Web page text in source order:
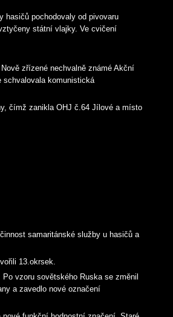
hasičů pochodovaly od pivovaru
státní vlajky. Ve cvičení
zřízené nechvalně známé Akční
schvalovala komunistická
čímž zanikla OHJ č.64 Jílové a místo
samaritánské služby u hasičů a
13.okrsek.
vzoru sovětského Ruska se změnil
a zavedlo nové označení